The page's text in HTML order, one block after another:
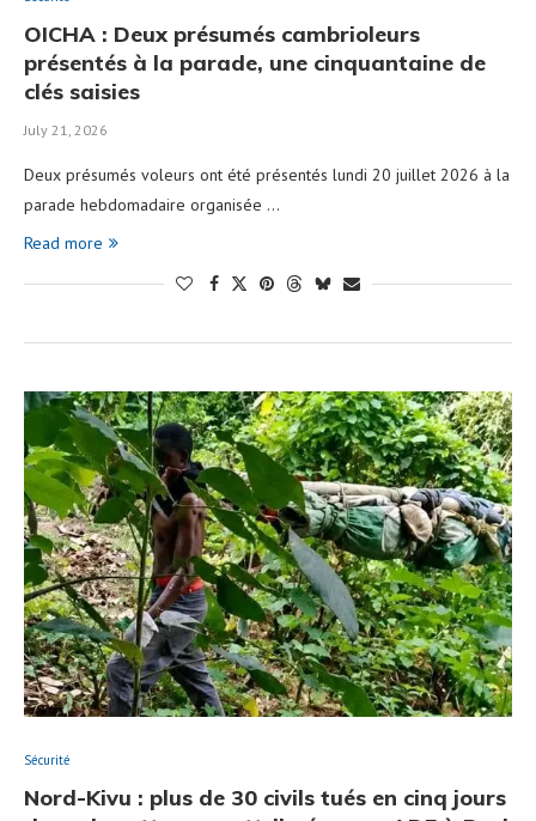
OICHA : Deux présumés cambrioleurs
présentés à la parade, une cinquantaine de
clés saisies
July 21, 2026
Deux présumés voleurs ont été présentés lundi 20 juillet 2026 à la
parade hebdomadaire organisée …
Read more
Sécurité
Nord-Kivu : plus de 30 civils tués en cinq jours